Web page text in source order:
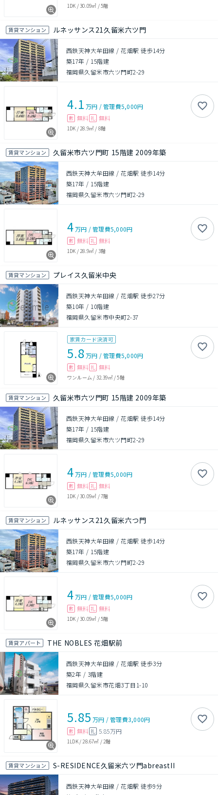
1DK /30.09㎡ /5階
賃貸マンション ルネッサンス21久留米六ツ門
西鉄天神大牟田線 / 花畑駅 徒歩14分
築17年 / 15階建
福岡県久留米市六ツ門町2-29
4.1 万円 /管理費5,000円
敷 無料 礼 無料
1DK / 28.9㎡ / 8階
賃貸マンション 久留米市六ツ門町 15階建 2009年築
西鉄天神大牟田線 / 花畑駅 徒歩14分
築17年 / 15階建
福岡県久留米市六ツ門町2-29
4万円 /管理費5,000円
敷 無料 礼 無料
1DK / 28.9㎡ / 3階
賃貸マンション プレイス久留米中央
西鉄天神大牟田線 / 花畑駅 徒歩27分
築10年 / 10階建
福岡県久留米市中央町2-37
家賃カード決済可
5.8万円 /管理費5,000円
敷 無料 礼 無料
ワンルーム / 32.39㎡/5階
賃貸マンション 久留米市六ツ門町 15階建 2009年築
西鉄天神大牟田線 / 花畑駅 徒歩14分
築17年 / 15階建
福岡県久留米市六ツ門町2-29
4万円 /管理費5,000円
敷 無料 礼 無料
1DK /30.09㎡ /7階
賃貸マンション ルネッサンス21久留米六つ門
西鉄天神大牟田線 / 花畑駅 徒歩14分
築17年 / 15階建
福岡県久留米市六ツ門町2-29
4万円 /管理費5,000円
敷 無料 礼 無料
1DK /30.09㎡ /5階
賃貸アパート THE NOBLES 花畑駅前
西鉄天神大牟田線 / 花畑駅 徒歩3分
築2年 / 3階建
福岡県久留米市花畑3丁目1-10
5.85 万円 /管理費3,000円
敷 無料 礼 5.85万円
1LDK/ 28.67㎡ / 2階
賃貸マンション S-RESIDENCE久留米六ツ門abreastII
西鉄天神大牟田線 / 花畑駅 徒歩9分